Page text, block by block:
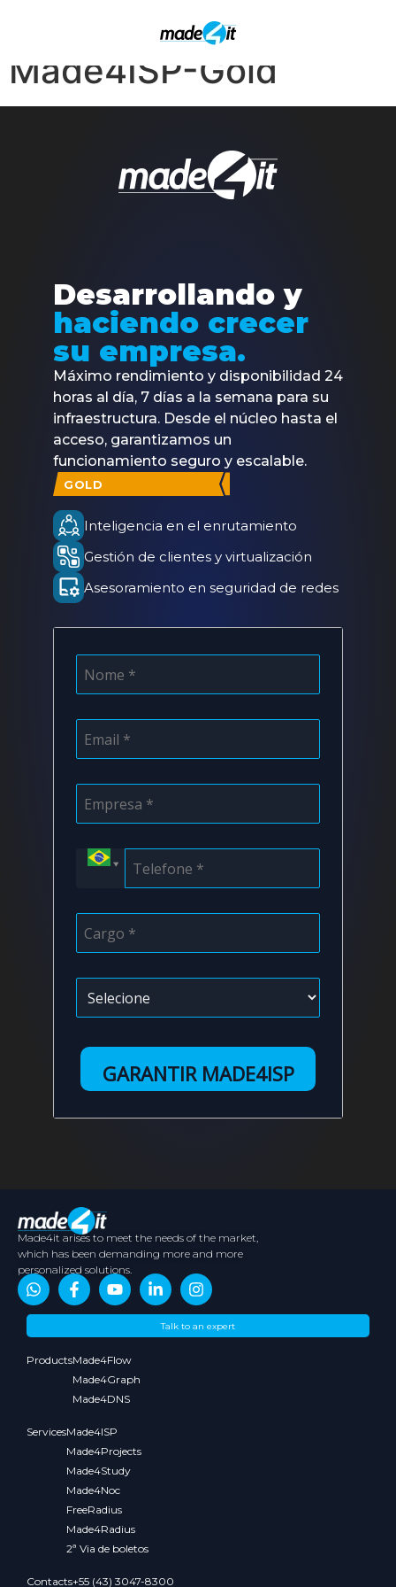
REGÍSTRESE –
Made4ISP-Gold
Desarrollando y
haciendo crecer
su empresa.
Máximo rendimiento y disponibilidad 24
horas al día, 7 días a la semana para su
infraestructura. Desde el núcleo hasta el
acceso, garantizamos un
funcionamiento seguro y escalable.
GOLD
Inteligencia en el enrutamiento
Gestión de clientes y virtualización
Asesoramiento en seguridad de redes
GARANTIR MADE4ISP
Made4it arises to meet the needs of the market,
which has been demanding more and more
personalized solutions.
About
Contents
Partners
Media
Talk to an expert
ProductsMade4Flow
Made4Graph
Made4DNS
ServicesMade4ISP
Made4Projects
Made4Study
Made4Noc
FreeRadius
Made4Radius
2ª Via de boletos
Contacts+55 (43) 3047-8300